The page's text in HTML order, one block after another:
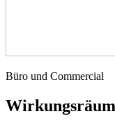
Büro und Commercial